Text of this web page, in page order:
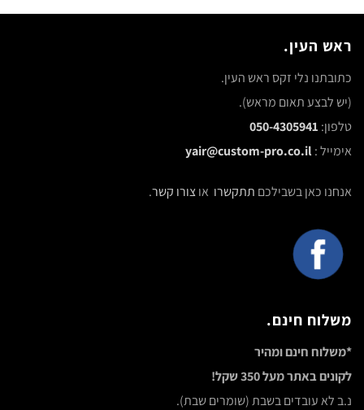
ראש העין.
כתובתנו נלי זקס ראש העין.
(יש לבצע תאום מראש).
טלפון: 050-4305941
אימייל :yair@custom-pro.co.il
אנחנו כאן בשבילכם תתקשרו אוצורו קשר.
משלוח חינם.
*משלוח חינם ומהיר
לקונים באתר מעל 350 שקל!
נ.ב לא עובדים בשבת (שומרים שבת).